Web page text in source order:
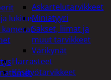
Askartelutarvikkeet
Miniatyyri
Sakset, liimat ja
muut tarvikkeet
Värikynät
Harrasteet
Käsityötarvikkeet
lukitus